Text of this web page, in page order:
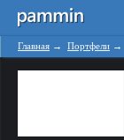
Главная → Портфели →